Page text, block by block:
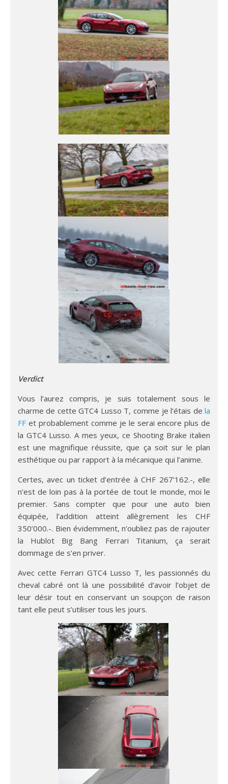
Verdict
Vous l’aurez compris, je suis totalement sous le
charme de cette GTC4 Lusso T, comme je l’étais dela
FFet probablement comme je le serai encore plus de
la GTC4 Lusso. A mes yeux, ce Shooting Brake italien
est une magnifique réussite, que ça soit sur le plan
esthétique ou par rapport à la mécanique qui l’anime.
Certes, avec un ticket d’entrée à CHF 267’162.-, elle
n’est de loin pas à la portée de tout le monde, moi le
premier. Sans compter que pour une auto bien
équipée, l’addition atteint allègrement les CHF
350’000.-. Bien évidemment, n’oubliez pas de rajouter
la Hublot Big Bang Ferrari Titanium, ça serait
dommage de s’en priver.
Avec cette Ferrari GTC4 Lusso T, les passionnés du
cheval cabré ont là une possibilité d’avoir l’objet de
leur désir tout en conservant un soupçon de raison
tant elle peut s’utiliser tous les jours.